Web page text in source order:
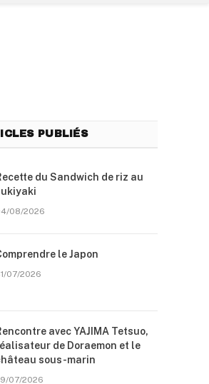
PUBLIÉS
du Sandwich de riz au
08/2026
le Japon
07/2026
avec YAJIMA Tetsuo,
de Doraemon et le
sous-marin
07/2026